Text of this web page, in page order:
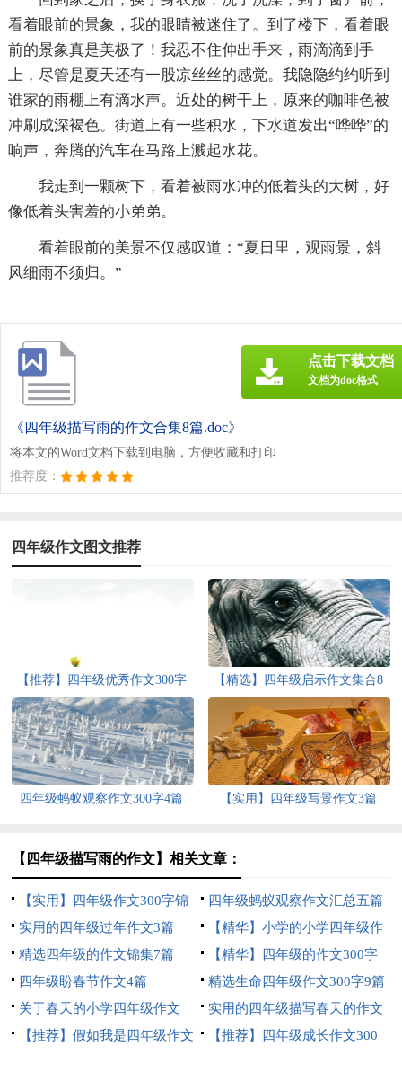
看着眼前的景象，我的眼睛被迷住了。到了楼下，看着眼
前的景象真是美极了！我忍不住伸出手来，雨滴滴到手
上，尽管是夏天还有一股凉丝丝的感觉。我隐隐约约听到
谁家的雨棚上有滴水声。近处的树干上，原来的咖啡色被
冲刷成深褐色。街道上有一些积水，下水道发出“哗哗”的
响声，奔腾的汽车在马路上溅起水花。
我走到一颗树下，看着被雨水冲的低着头的大树，好
像低着头害羞的小弟弟。
看着眼前的美景不仅感叹道：“夏日里，观雨景，斜
风细雨不须归。”
《四年级描写雨的作文合集8篇.doc》
将本文的Word文档下载到电脑，方便收藏和打印
推荐度：
点击下载文档
文档为doc格式
四年级作文图文推荐
【推荐】四年级优秀作文300字
汇编9篇
【精选】四年级启示作文集合8
篇
四年级蚂蚁观察作文300字4篇 【实用】四年级写景作文3篇
【四年级描写雨的作文】相关文章：
【实用】四年级作文300字锦
集5篇
四年级蚂蚁观察作文汇总五篇
实用的四年级过年作文3篇
【精华】小学的小学四年级作
文1200字集锦7篇
精选四年级的作文锦集7篇
【精华】四年级的作文300字
合集九篇
四年级盼春节作文4篇
精选生命四年级作文300字9篇
关于春天的小学四年级作文
400字8篇
实用的四年级描写春天的作文
合集六篇
【推荐】假如我是四年级作文
【推荐】四年级成长作文300